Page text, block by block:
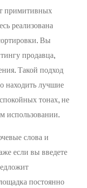
примитивных
реализована
Вы
продавца,
Такой подход
находить лучшие
тонах, не
использовании.
слова и
если вы введете
постоянно